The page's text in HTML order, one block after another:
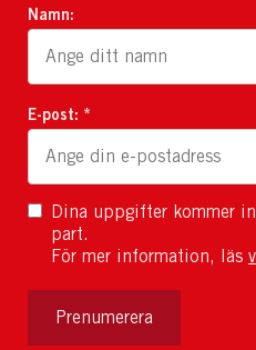
Namn:
E-post: *
Dina uppgifter kommer
part.
För mer information, läs
Prenumerera